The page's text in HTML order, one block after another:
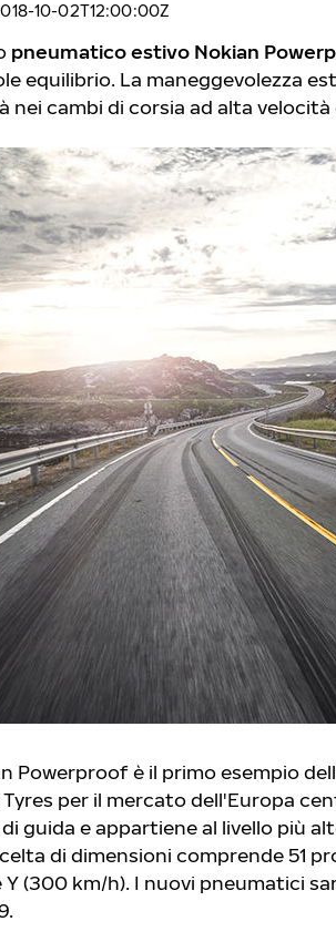
10-02T12:00:00Z
pneumatico estivo Nokian
equilibrio. La maneggevolezza
nei cambi di corsia ad alta
Powerproof è il primo esempio
per il mercato dell'Europa
guida e appartiene al livello più
di dimensioni comprende 51
Y (300 km/h). I nuovi pneumatici